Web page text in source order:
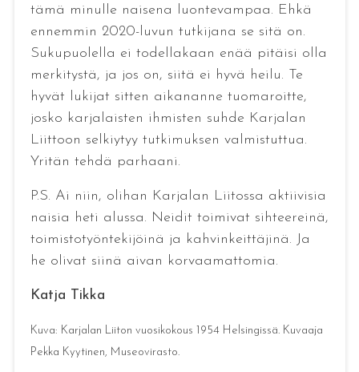
tämä minulle naisena luontevampaa. Ehkä
ennemmin 2020-luvun tutkijana se sitä on.
Sukupuolella ei todellakaan enää pitäisi olla
merkitystä, ja jos on, siitä ei hyvä heilu. Te
hyvät lukijat sitten aikananne tuomaroitte,
josko karjalaisten ihmisten suhde Karjalan
Liittoon selkiytyy tutkimuksen valmistuttua.
Yritän tehdä parhaani.
P.S. Ai niin, olihan Karjalan Liitossa aktiivisia
naisia heti alussa. Neidit toimivat sihteereinä,
toimistotyöntekijöinä ja kahvinkeittäjinä. Ja
he olivat siinä aivan korvaamattomia.
Katja Tikka
Kuva: Karjalan Liiton vuosikokous 1954 Helsingissä. Kuvaaja
Pekka Kyytinen, Museovirasto.